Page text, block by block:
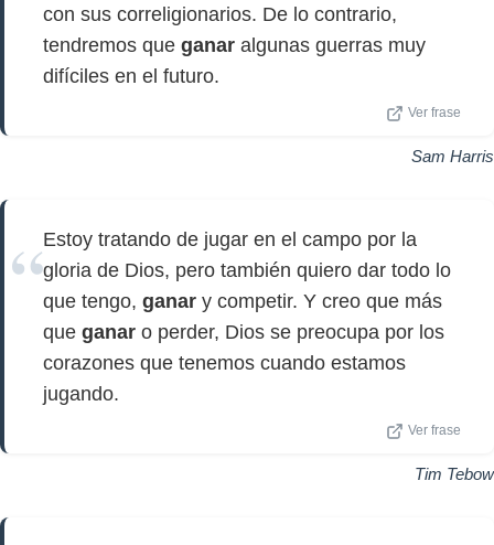
con sus correligionarios. De lo contrario,
tendremos que ganar algunas guerras muy
difíciles en el futuro.
Ver frase
Sam Harris
Estoy tratando de jugar en el campo por la
gloria de Dios, pero también quiero dar todo lo
que tengo, ganar y competir. Y creo que más
que ganar o perder, Dios se preocupa por los
corazones que tenemos cuando estamos
jugando.
Ver frase
Tim Tebow